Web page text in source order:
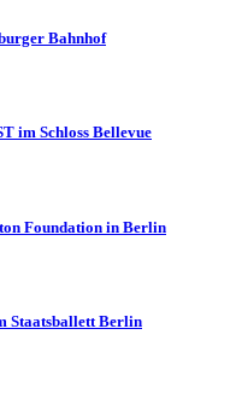
Bahnhof
im Schloss Bellevue
Foundation in Berlin
Staatsballett Berlin